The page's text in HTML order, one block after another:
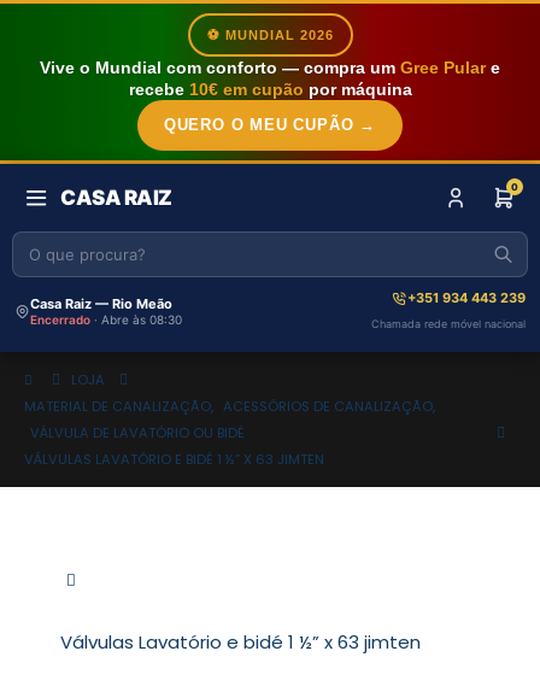
⚽ MUNDIAL 2026
Vive o Mundial com conforto — compra um Gree Pulare
recebe 10€ em cupão por máquina
QUERO O MEU CUPÃO →
CASA RAIZ 0
Casa Raiz — Rio Meão
Encerrado · Abre às 08:30
+351 934 443 239
Chamada rede móvel nacional
LOJA
MATERIAL DE CANALIZAÇÃO, ACESSÓRIOS DE CANALIZAÇÃO,
VÁLVULA DE LAVATÓRIO OU BIDÉ
VÁLVULAS LAVATÓRIO E BIDÉ 1 ½” X 63 JIMTEN
Válvulas Lavatório e bidé 1 ½” x 63 jimten